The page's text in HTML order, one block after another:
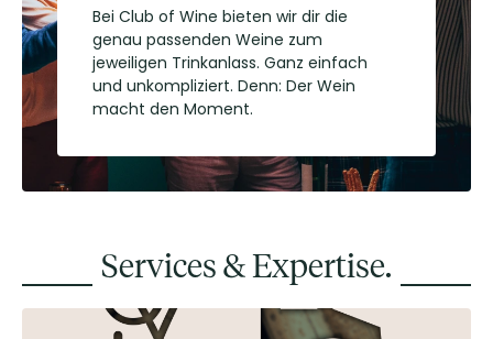
Bei Club of Wine bieten wir dir die
genau passenden Weine zum
jeweiligen Trinkanlass. Ganz einfach
und unkompliziert. Denn: Der Wein
macht den Moment.
Services & Expertise.